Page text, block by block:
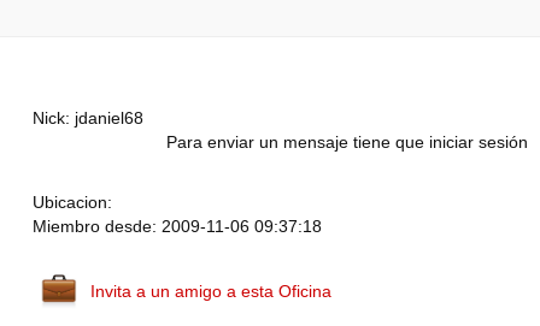
Nick: jdaniel68
Para enviar un mensaje tiene que iniciar sesión
Ubicacion:
Miembro desde: 2009-11-06 09:37:18
Invita a un amigo a esta Oficina